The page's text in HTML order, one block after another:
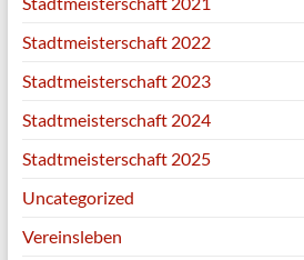
Stadtmeisterschaft 2022
Stadtmeisterschaft 2023
Stadtmeisterschaft 2024
Stadtmeisterschaft 2025
Uncategorized
Vereinsleben